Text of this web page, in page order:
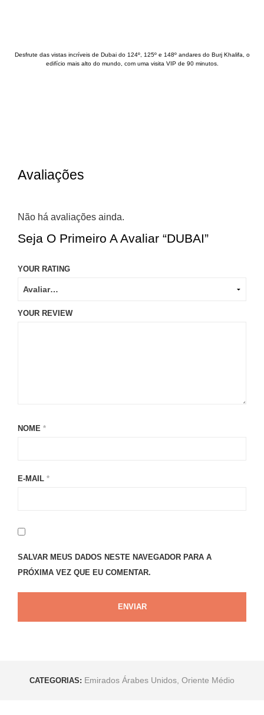
Desfrute das vistas incríveis de Dubai do 124º, 125º e 148º andares do Burj Khalifa, o
edifício mais alto do mundo, com uma visita VIP de 90 minutos.
Avaliações
Não há avaliações ainda.
Seja O Primeiro A Avaliar “DUBAI”
YOUR RATING
YOUR REVIEW
NOME *
E-MAIL *
SALVAR MEUS DADOS NESTE NAVEGADOR PARA A
PRÓXIMA VEZ QUE EU COMENTAR.
CATEGORIAS: Emirados Árabes Unidos Oriente Médio